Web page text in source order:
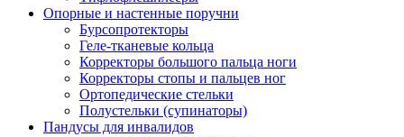
Опорные и настенные поручни
Бурсопротекторы
Геле-тканевые кольца
Корректоры большого пальца ноги
Корректоры стопы и пальцев ног
Ортопедические стельки
Полустельки (супинаторы)
Пандусы для инвалидов